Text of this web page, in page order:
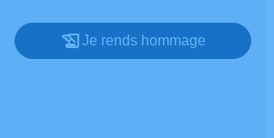
Je rends hommage